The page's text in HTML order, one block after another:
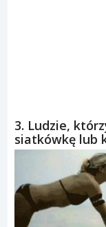
3. Ludzie,
siatkówkę lub